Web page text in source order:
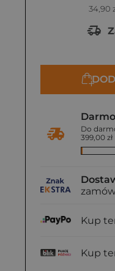
34,90
Do
399,00 zł
Kup
Kup